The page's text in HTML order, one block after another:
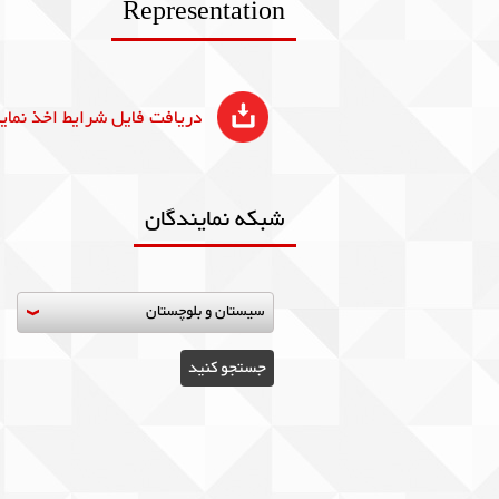
Representation
دریافت فایل شرایط اخذ
شبکه نمایندگان
سیستان و بلوچستان